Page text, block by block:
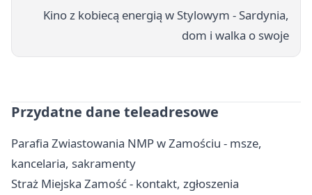
Kino z kobiecą energią w Stylowym - Sardynia,
dom i walka o swoje
Przydatne dane teleadresowe
Parafia Zwiastowania NMP w Zamościu - msze,
kancelaria, sakramenty
Straż Miejska Zamość - kontakt, zgłoszenia